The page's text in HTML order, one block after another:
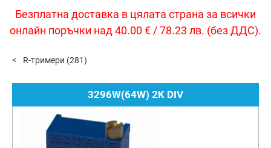
Безплатна доставка в цялата страна за всички
онлайн поръчки над 40.00 € / 78.23 лв. (без ДДС).
R-тримери (281)
3296W(64W) 2K DIV